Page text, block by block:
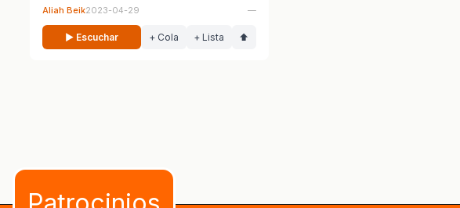
Aliah Beik2023-04-29 —
▶ Escuchar + Cola + Lista ⬆